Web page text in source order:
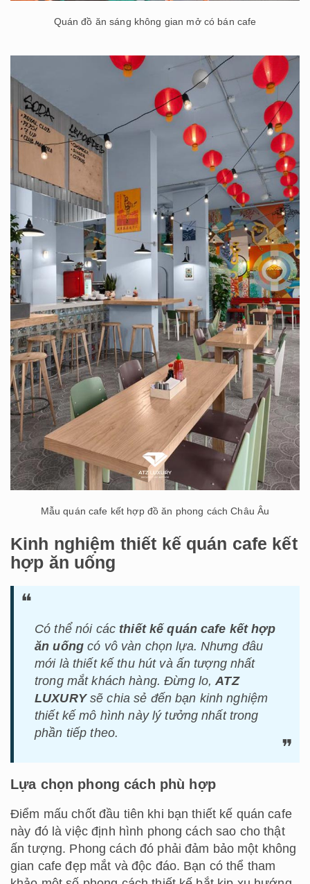
Quán đồ ăn sáng không gian mở có bán cafe
Mẫu quán cafe kết hợp đồ ăn phong cách Châu Âu
Kinh nghiệm thiết kế quán cafe kết
hợp ăn uống
Có thể nói các thiết kế quán cafe kết hợp
ăn uốngcó vô vàn chọn lựa. Nhưng đâu
mới là thiết kế thu hút và ấn tượng nhất
trong mắt khách hàng. Đừng lo,ATZ
LUXURYsẽ chia sẻ đến bạn kinh nghiệm
thiết kế mô hình này lý tưởng nhất trong
phần tiếp theo.
Lựa chọn phong cách phù hợp
Điểm mấu chốt đầu tiên khi bạn thiết kế quán cafe
này đó là việc định hình phong cách sao cho thật
ấn tượng. Phong cách đó phải đảm bảo một không
gian cafe đẹp mắt và độc đáo. Bạn có thể tham